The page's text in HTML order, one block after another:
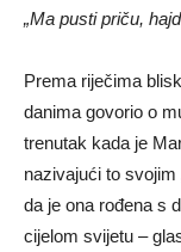
„Ma pusti priču,
Prema riječima
danima govorio o
trenutak kada je
nazivajući to svojim
da je ona rođena s
cijelom svijetu –